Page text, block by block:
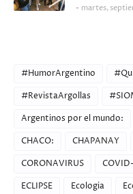
martes,
#HumorArgentino
#RevistaArgollas
Argentinos por el mundo:
CHACO:
CHAPANAY
CORONAVIRUS
ECLIPSE
Ecologia